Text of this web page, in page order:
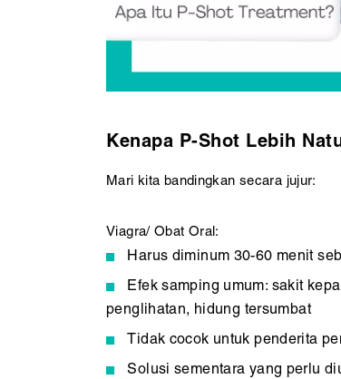
Kenapa P-Shot Lebih
Mari kita bandingkan secara jujur:
Viagra/ Obat Oral:
Harus diminum 30-60 menit
Efek samping umum: sakit
penglihatan, hidung tersumbat
Tidak cocok untuk penderita
Solusi sementara yang perlu